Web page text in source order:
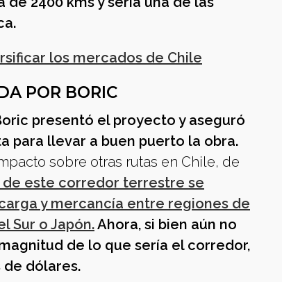
los mercados de Chile
POR BORIC
presentó el proyecto y aseguró
para llevar a buen puerto la obra.
sobre otras rutas en Chile, de
este corredor terrestre se
y mercancía entre regiones de
Sur o Japón.Ahora, si bien aún no
de lo que sería el corredor,
dólares.